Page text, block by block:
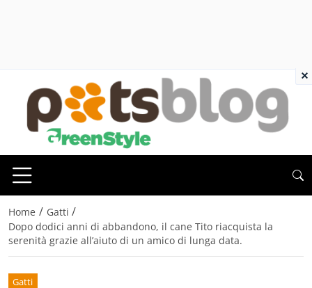
Home / Gatti /
Dopo dodici anni di abbandono, il cane Tito riacquista la
serenità grazie all’aiuto di un amico di lunga data.
Gatti
×